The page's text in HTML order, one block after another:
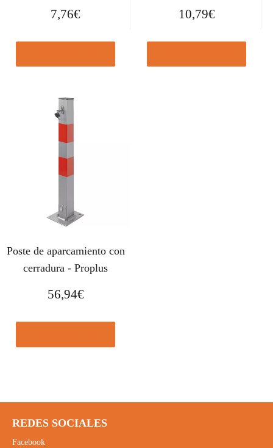
7,76€ 10,79€
Poste de aparcamiento con
cerradura - Proplus
56,94€
REDES SOCIALES
Facebook